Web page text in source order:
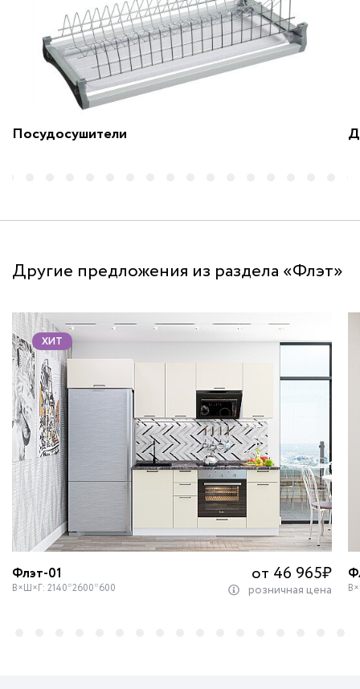
Посудосушители
Другие предложения из раздела «Флэт»
Флэт-01 от 46 965₽
В×Ш×Г: 2140*2600*600 розничная цена
ХИТ